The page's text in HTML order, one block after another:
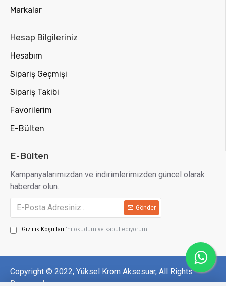
Markalar
Hesap Bilgileriniz
Hesabım
Sipariş Geçmişi
Sipariş Takibi
Favorilerim
E-Bülten
E-Bülten
Kampanyalarımızdan ve indirimlerimizden güncel olarak
haberdar olun.
Gönder
Gizlilik Koşulları 'ni okudum ve kabul ediyorum.
Copyright © 2022, Yüksel Krom Aksesuar, All Rights
Reserved